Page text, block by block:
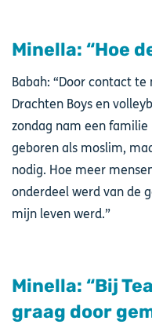
Minella: “Hoe
Babah: “Door contact
Drachten Boys en
zondag nam een
geboren als moslim,
nodig. Hoe meer
onderdeel werd van de
mijn leven werd.”
Minella: “Bij
graag door